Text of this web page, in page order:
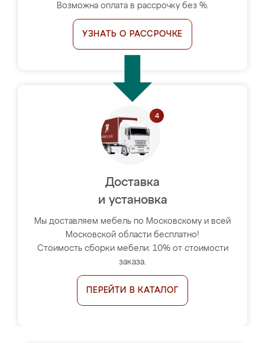
Возможна оплата в рассрочку без %.
УЗНАТЬ О РАССРОЧКЕ
Доставка
и установка
Мы доставляем мебель по Московскому и всей
Московской области бесплатно!
Стоимость сборки мебели: 10% от стоимости
заказа.
ПЕРЕЙТИ В КАТАЛОГ